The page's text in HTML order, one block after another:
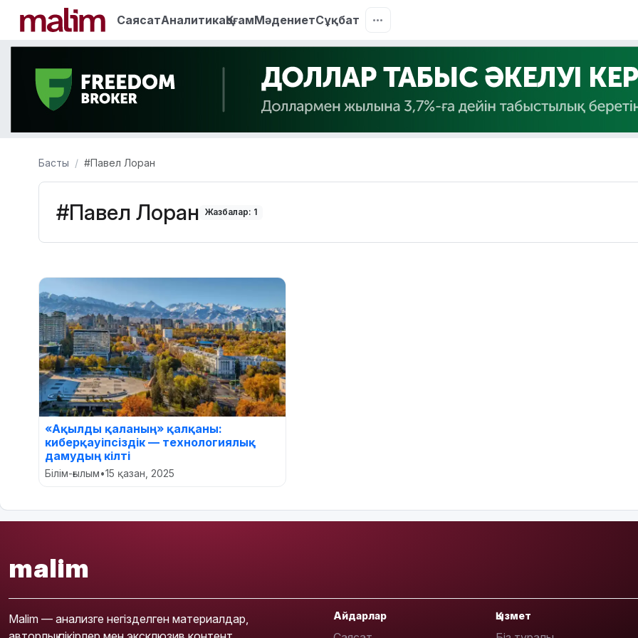
СаясатАналитикаҚоғамМәдениетСұқбат
Басты #Павел Лоран
#Павел Лоран Жазбалар: 1
«Ақылды қаланың» қалқаны:
киберқауіпсіздік — технологиялық
дамудың кілті
Білім-ғылым•15 қазан, 2025
malim
Malim — анализге негізделген материалдар,
Айдарлар Қызмет